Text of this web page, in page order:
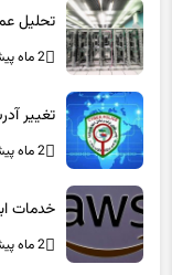
تحلیل عملکرد رم‌های
2 ماه پیش
تغییر
2 ماه پیش
خدمات
2 ماه پیش